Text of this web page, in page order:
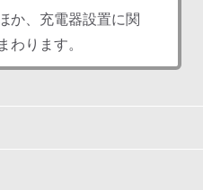
か、充電器設置に関
わります。